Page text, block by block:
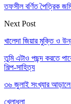
তফসীল বর্ণিত পৈত্রিক
Next Post
খালেদা জিয়ার মুক্তি ও
তুমি এটাও পছন্দ করতে
শিল্প-সাহিত্য
৩৬ জুলাই সংখ্যার আড়ালে
খেলাধুলা